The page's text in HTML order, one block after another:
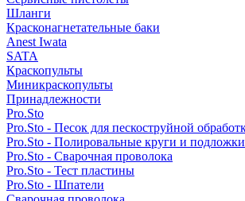
Шланги
Красконагнетательные баки
Anest Iwata
SATA
Краскопульты
Миникраскопульты
Принадлежности
Pro.Sto
Pro.Sto - Песок для пескоструйной
Pro.Sto - Полировальные круги и подложки
Pro.Sto - Сварочная проволока
Pro.Sto - Тест пластины
Pro.Sto - Шпатели